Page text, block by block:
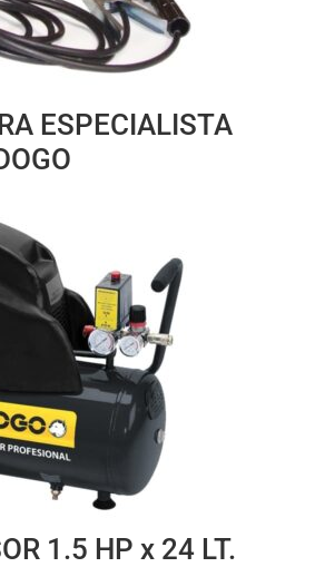
ESPECIALISTA
1.5 HP x 24 LT.